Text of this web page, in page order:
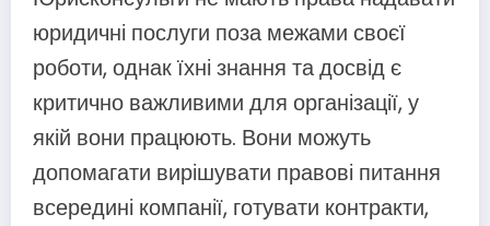
юридичні послуги поза межами своєї
роботи, однак їхні знання та досвід є
критично важливими для організації, у
якій вони працюють. Вони можуть
допомагати вирішувати правові питання
всередині компанії, готувати контракти,